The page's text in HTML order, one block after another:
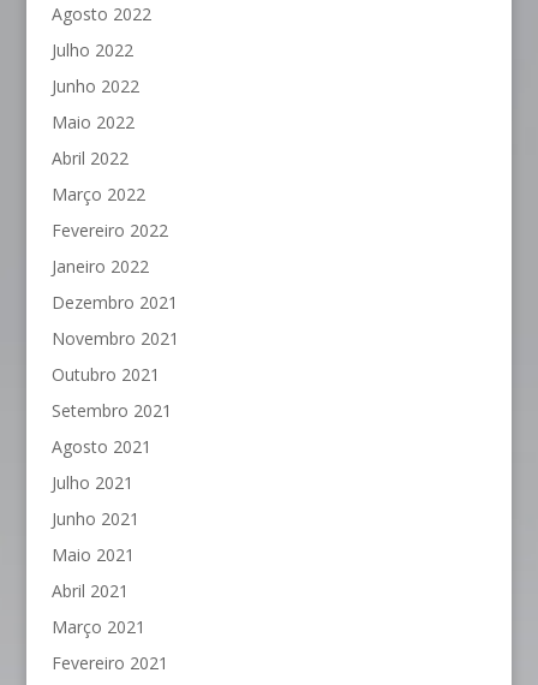
Agosto 2022
Julho 2022
Junho 2022
Maio 2022
Abril 2022
Março 2022
Fevereiro 2022
Janeiro 2022
Dezembro 2021
Novembro 2021
Outubro 2021
Setembro 2021
Agosto 2021
Julho 2021
Junho 2021
Maio 2021
Abril 2021
Março 2021
Fevereiro 2021